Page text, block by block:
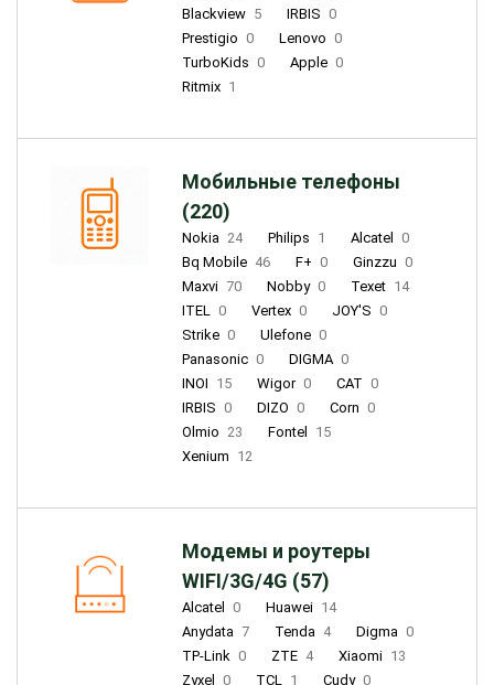
Blackview 5 IRBIS 0
Prestigio 0 Lenovo 0
TurboKids 0 Apple 0
Ritmix 1
Мобильные телефоны
(220)
Nokia 24 Philips 1 Alcatel
0
Bq Mobile 46 F+ 0 Ginzzu 0
Maxvi 70 Nobby 0 Texet 14
ITEL 0 Vertex 0 JOY'S 0
Strike 0 Ulefone 0
Panasonic 0 DIGMA 0
INOI 15 Wigor 0 CAT 0
IRBIS 0 DIZO 0 Corn 0
Olmio 23 Fontel
15
Xenium 12
Модемы и роутеры
WIFI/3G/4G (57)
Alcatel 0 Huawei 14
Anydata 7 Tenda 4 Digma 0
TP-Link 0 ZTE 4 Xiaomi 13
Zyxel
0 TCL 1 Cudy 0